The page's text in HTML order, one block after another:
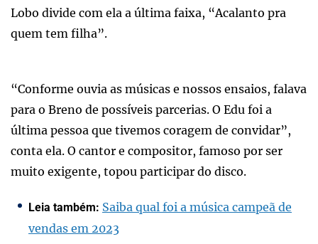
Lobo divide com ela a última faixa, “Acalanto pra
quem tem filha”.
“Conforme ouvia as músicas e nossos ensaios, falava
para o Breno de possíveis parcerias. O Edu foi a
última pessoa que tivemos coragem de convidar”,
conta ela. O cantor e compositor, famoso por ser
muito exigente, topou participar do disco.
Leia também: Saiba qual foi a música campeã de
vendas em 2023